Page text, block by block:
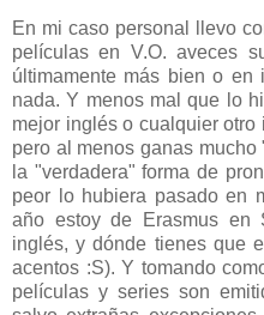
En mi caso personal llevo
películas en V.O. aveces
últimamente más bien o
nada. Y menos mal que lo
mejor inglés o cualquier
pero al menos ganas
la "verdadera" forma de
peor lo hubiera pasado en
año estoy de Erasmus en
inglés, y dónde tienes que
acentos :S). Y tomando
películas y series son